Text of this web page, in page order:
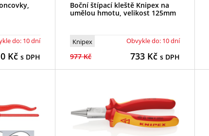
do: 10 dní
Kčs DPH
Boční štípací kleště Knipex na
umělou hmotu, velikost 125mm
Knipex Obvykle do: 10 dní
977 Kč 733 Kčs DPH